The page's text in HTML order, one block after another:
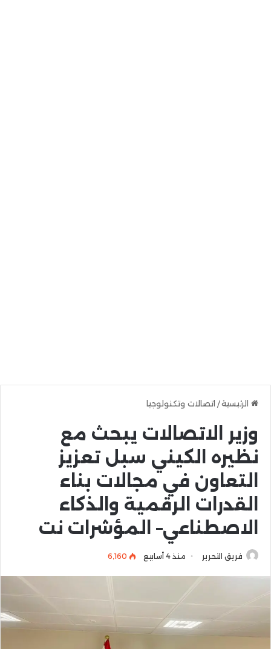
الرئيسية/ اتصالات وتكنولوجيا
وزير الاتصالات يبحث مع
نظيره الكيني سبل تعزيز
التعاون في مجالات بناء
القدرات الرقمية والذكاء
الاصطناعي– المؤشرات نت
فريق التحرير منذ 4 أسابيع 6٬160